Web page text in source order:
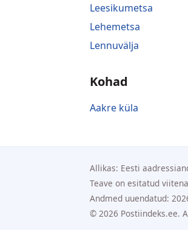
Leesikumetsa
Lehemetsa
Lennuvälja
Kohad
Aakre küla
Allikas: Eesti
Teave on esitatud
Andmed uuendatud:
© 2026 Postiindeks.ee.